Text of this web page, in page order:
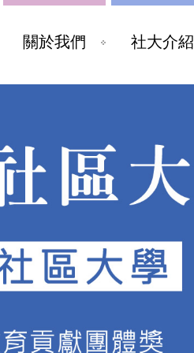
關於我們 社大介紹